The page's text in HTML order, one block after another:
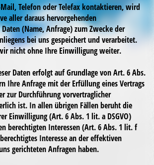
Telefon oder Telefax kontaktieren, wird
aller daraus hervorgehenden
(Name, Anfrage) zum Zwecke der
bei uns gespeichert und verarbeitet.
nicht ohne Ihre Einwilligung weiter.
Daten erfolgt auf Grundlage von Art. 6 Abs.
Ihre Anfrage mit der Erfüllung eines Vertrags
zur Durchführung vorvertraglicher
ist. In allen übrigen Fällen beruht die
Einwilligung (Art. 6 Abs. 1 lit. a DSGVO)
berechtigten Interessen (Art. 6 Abs. 1 lit. f
Interesse an der effektiven
gerichteten Anfragen haben.